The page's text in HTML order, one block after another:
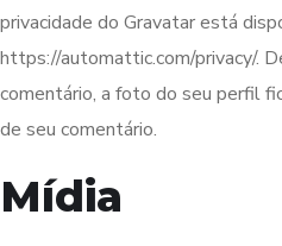
privacidade do Gravatar está
https://automattic.com/privacy/.
comentário, a foto do seu perfil
de seu comentário.
Mídia